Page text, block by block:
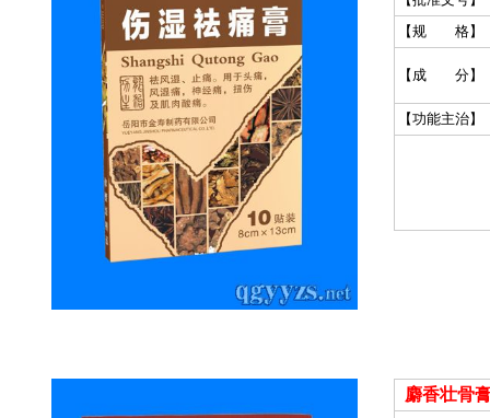
【规 格】
【成 分】
【功能主治】
麝香壮骨